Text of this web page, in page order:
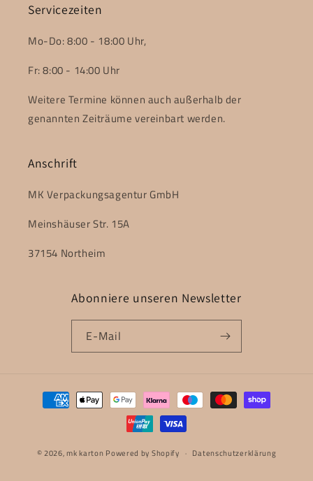
Servicezeiten
Mo-Do: 8:00 - 18:00 Uhr,
Fr: 8:00 - 14:00 Uhr
Weitere Termine können auch außerhalb der
genannten Zeiträume vereinbart werden.
Anschrift
MK Verpackungsagentur GmbH
Meinshäuser Str. 15A
37154 Northeim
Abonniere unseren Newsletter
E-Mail
Zahlungsmethoden
© 2026,mk karton Powered by Shopify Datenschutzerklärung